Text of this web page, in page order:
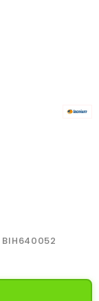
BIH640052